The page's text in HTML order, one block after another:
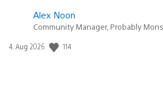
Alex Noon
Community Manager, Probably
Veröffentlichungsdatum:
4. Aug 2026 114